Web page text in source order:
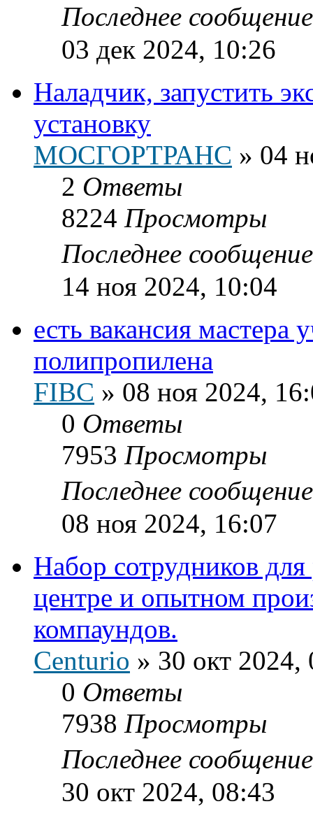
Последнее
03 дек 2024, 10:26
Наладчик, запустить
установку
МОСГОРТРАНС » 04
2 Ответы
8224 Просмотры
Последнее
14 ноя 2024, 10:04
есть вакансия мастера
полипропилена
FIBC » 08 ноя 2024,
0 Ответы
7953 Просмотры
Последнее
08 ноя 2024, 16:07
Набор сотрудников
центре и опытном
компаундов.
Centurio » 30 окт 2024,
0 Ответы
7938 Просмотры
Последнее
30 окт 2024, 08:43